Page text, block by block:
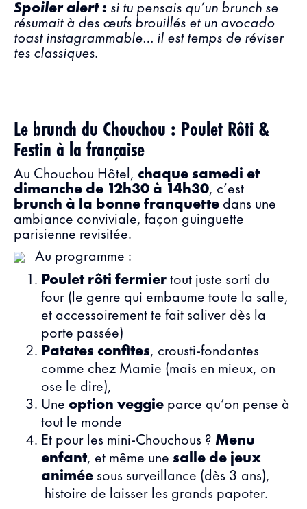
Spoiler alert : si tu pensais qu’un brunch se
résumait à des œufs brouillés et un avocado
toast instagrammable… il est temps de réviser
tes classiques.
Le brunch du Chouchou : Poulet Rôti &
Festin à la française
Au Chouchou Hôtel, chaque samedi et
dimanche de 12h30 à 14h30, c’est
brunch à la bonne franquette dans une
ambiance conviviale, façon guinguette
parisienne revisitée.
Au programme :
Poulet rôti fermier tout juste sorti du
four (le genre qui embaume toute la salle,
et accessoirement te fait saliver dès la
porte passée)
Patates confites, crousti-fondantes
comme chez Mamie (mais en mieux, on
ose le dire),
Une option veggie parce qu’on pense à
tout le monde
Et pour les mini-Chouchous ? Menu
enfant, et même une salle de jeux
animée sous surveillance (dès 3 ans),
histoire de laisser les grands papoter.